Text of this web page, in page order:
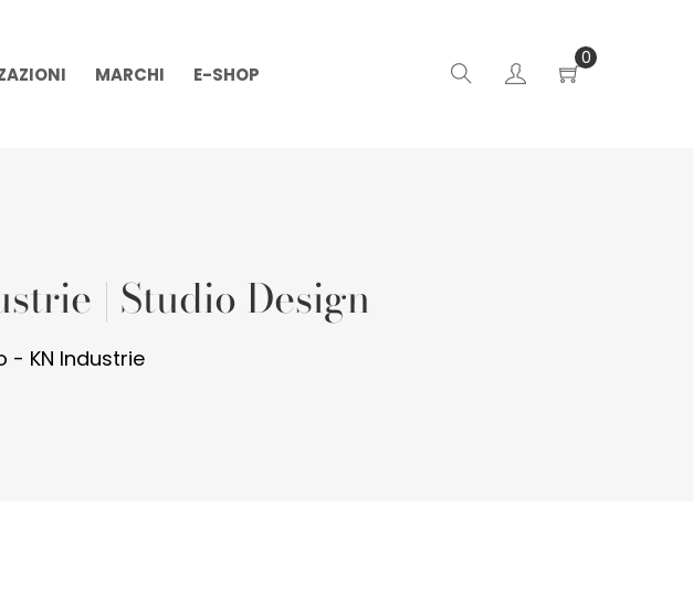
MARCHI E-SHOP
0
| Studio Design
- KN Industrie